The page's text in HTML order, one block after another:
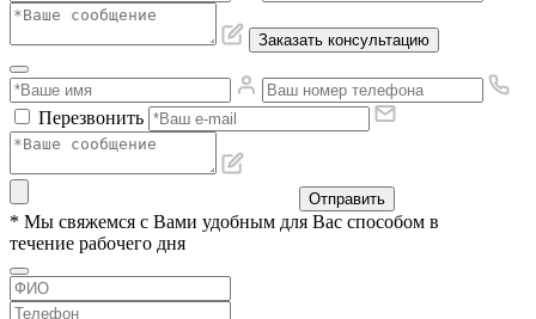
Заказать консультацию
Перезвонить
Отправить
* Мы свяжемся с Вами удобным для Вас способом в
течение рабочего дня